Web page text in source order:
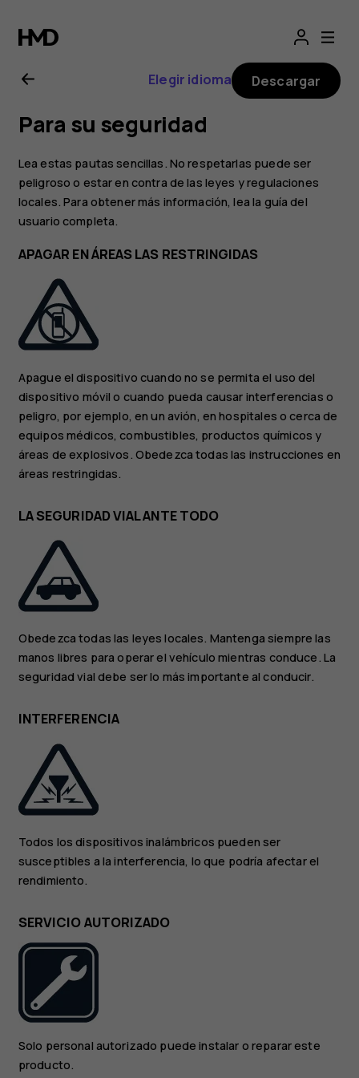
Manual
del
usuario
de
Nokia
2.1
Elegir idioma Descargar
Para su seguridad
Lea estas pautas sencillas. No respetarlas puede ser
peligroso o estar en contra de las leyes y regulaciones
locales. Para obtener más información, lea la guía del
usuario completa.
APAGAR EN ÁREAS LAS RESTRINGIDAS
Apague el dispositivo cuando no se permita el uso del
dispositivo móvil o cuando pueda causar interferencias o
peligro, por ejemplo, en un avión, en hospitales o cerca de
equipos médicos, combustibles, productos químicos y
áreas de explosivos. Obedezca todas las instrucciones en
áreas restringidas.
LA SEGURIDAD VIAL ANTE TODO
Obedezca todas las leyes locales. Mantenga siempre las
manos libres para operar el vehículo mientras conduce. La
seguridad vial debe ser lo más importante al conducir.
INTERFERENCIA
Todos los dispositivos inalámbricos pueden ser
susceptibles a la interferencia, lo que podría afectar el
rendimiento.
SERVICIO AUTORIZADO
Solo personal autorizado puede instalar o reparar este
producto.